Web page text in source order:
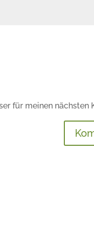
für meinen nächsten